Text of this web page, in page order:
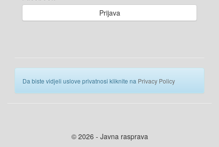
Prijava
Da biste vidjeli uslove privatnosi kliknite na Privacy Policy
© 2026 - Javna rasprava